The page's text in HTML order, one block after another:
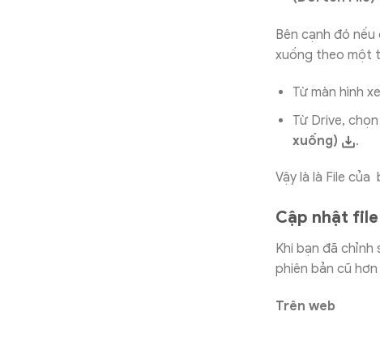
Bên cạnh đó
xuống theo một
Từ màn hình
Từ Drive,
xuống)
.
Vậy là là File
Cập nhật
Khi bạn đã chỉnh
phiên bản cũ
Trên web